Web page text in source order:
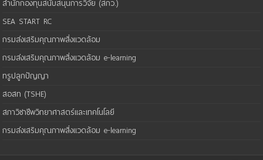
สำนักกองทุนสนับสนุนการวิจัย (สกว.)
SEA START RC
กรมส่งเสริมคุณภาพสิ่งแวดล้อม
กรมส่งเสริมคุณภาพสิ่งแวดล้อม e-learning
ทรูปลูกปัญญา
สอสท (TSHE)
สภาวิชาชีพวิทยาศาสตร์และเทคโนโลยี
กรมส่งเสริมคุณภาพสิ่งแวดล้อม e-learning